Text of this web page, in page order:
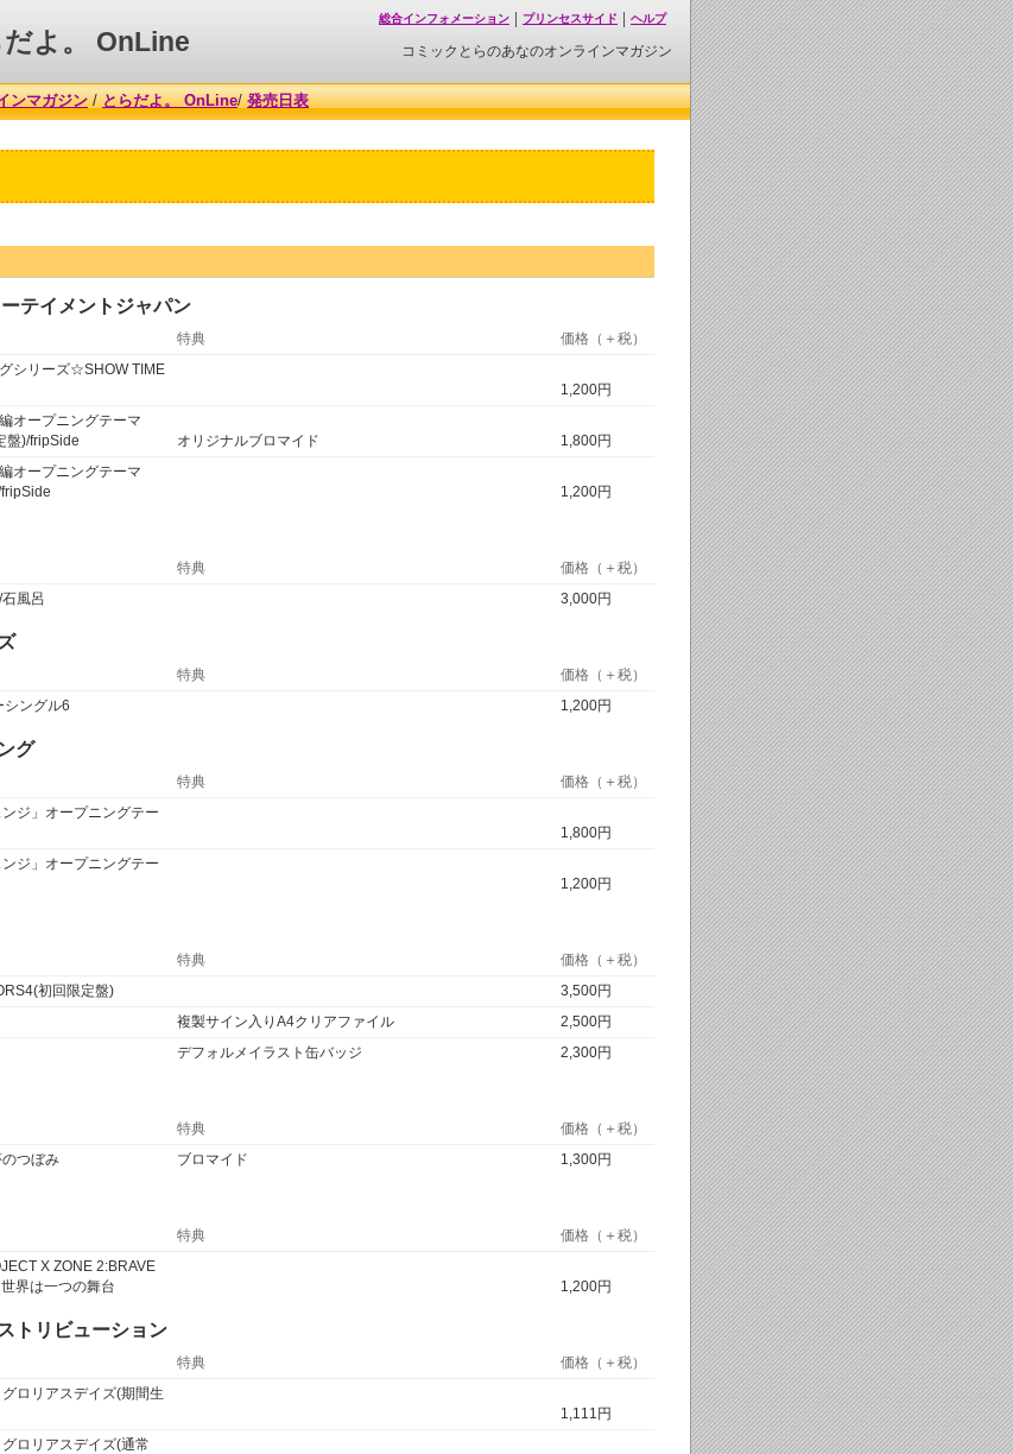
だよ。 OnLine コミックとらのあなのオンラインマガジン
総合インフォメーション プリンセスサイド ヘルプ
ンマガジン/とらだよ。 OnLine/発売日表
テイメントジャパン
特典
価格（＋税）
シリーズ☆SHOW TIME
1,200円
オープニングテーマ
盤)/fripSide
オリジナルブロマイド
1,800円
オープニングテーマ
1,200円
特典
価格（＋税）
風呂
3,000円
特典
価格（＋税）
ングル6
1,200円
グ
特典
価格（＋税）
ジ」オープニングテー
1,800円
ジ」オープニングテー
1,200円
特典
価格（＋税）
初回限定盤)
3,500円
複製サイン入りA4クリアファイル
2,500円
デフォルメイラスト缶バッジ 2,300円
特典
価格（＋税）
つぼみ
ブロマイド 1,300円
特典
価格（＋税）
X ZONE 2:BRAVE
界は一つの舞台
1,200円
トリビューション
特典
価格（＋税）
ロリアスデイズ(期間生
1,111円
ロリアスデイズ(通常